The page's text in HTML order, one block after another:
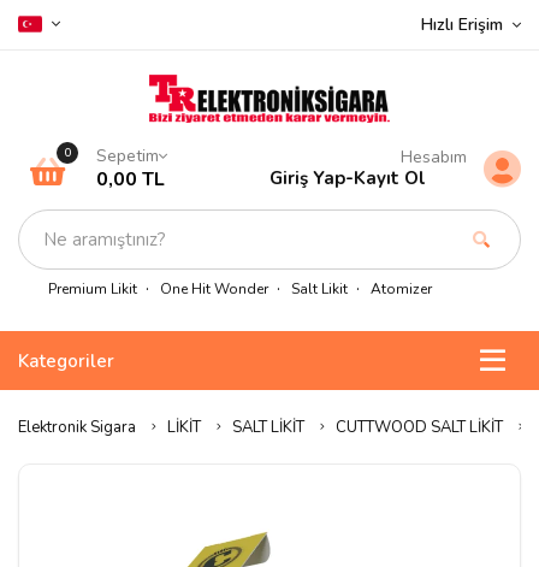
Hızlı Erişim
Premium Likit One Hit Wonder Salt Likit Atomizer
0 Sepetim
0,00 TL
Hesabım
Giriş Yap-Kayıt Ol
Kategoriler
Elektronik Sigara LİKİT SALT LİKİT CUTTWOOD SALT LİKİT